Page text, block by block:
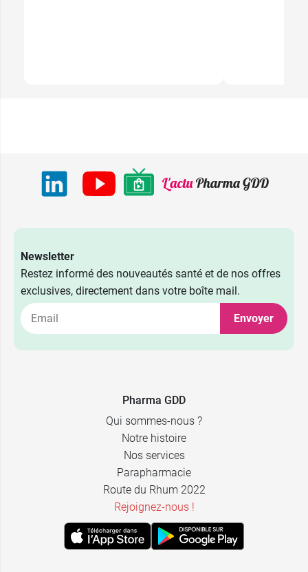
Newsletter
Restez informé des nouveautés santé et de nos offres
exclusives, directement dans votre boîte mail.
Envoyer
Pharma GDD
Qui sommes-nous ?
Notre histoire
Nos services
Parapharmacie
Route du Rhum 2022
Rejoignez-nous !